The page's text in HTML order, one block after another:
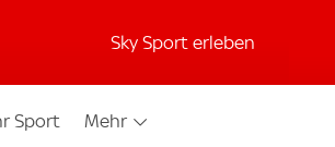
Sky Sport erleben
Sport Mehr